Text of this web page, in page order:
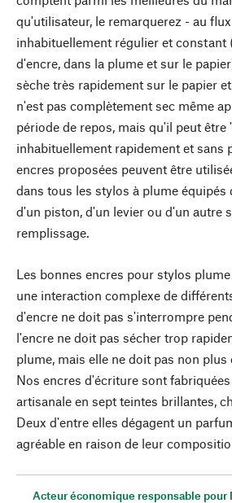
qu'utilisateur, le remarquerez - au
inhabituellement régulier et constant
d'encre, dans la plume et sur le
sèche très rapidement sur le papier
n'est pas complètement sec même
période de repos, mais qu'il peut être
inhabituellement rapidement et sans
encres proposées peuvent être
dans tous les stylos à plume équipés
d'un piston, d'un levier ou d'un autre
remplissage.
Les bonnes encres pour stylos
une interaction complexe de
d'encre ne doit pas s'interrompre
l'encre ne doit pas sécher trop
plume, mais elle ne doit pas non plus
Nos encres d'écriture sont
artisanale en sept teintes brillantes,
Deux d'entre elles dégagent un
agréable en raison de leur
Acteur économique responsable pour